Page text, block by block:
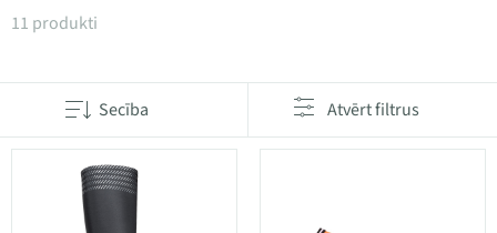
Produkti kategorijā Roku sildītāji
11 produkti
Secība Atvērt filtrus